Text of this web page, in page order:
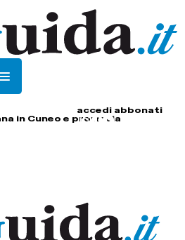
accedi abbonati
in Cuneo e provincia